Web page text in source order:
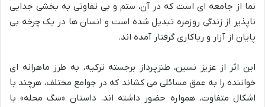
نما از جامعه ای است که در آن، ستم و بی تفاوتی به بخشی جدایی
ناپذیر از زندگی روزمره تبدیل شده است و انسان ها در یک چرخه بی
پایان از آزار و ریاکاری گرفتار آمده اند.
این اثر از عزیز نسین، طنزپرداز برجسته ترکیه، به طرز ماهرانه ای
خواننده را به عمق مسائلی می کشاند که در جوامع مختلف، هرچند با
اشکال متفاوت، همواره حضور داشته اند. داستان «سگ محله» با